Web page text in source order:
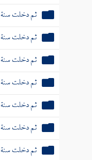
ثم دخلت سنة
ثم دخلت سنة
ثم دخلت سنة
ثم دخلت
ثم دخلت
ثم دخلت سنة
ثم دخلت سنة